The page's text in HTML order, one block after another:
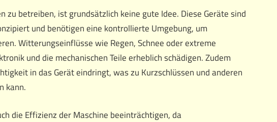
zu betreiben, ist grundsätzlich keine gute Idee. Diese Geräte sind
und benötigen eine kontrollierte Umgebung, um
Witterungseinflüsse wie Regen, Schnee oder extreme
und die mechanischen Teile erheblich schädigen. Zudem
in das Gerät eindringt, was zu Kurzschlüssen und anderen
kann.
die Effizienz der Maschine beeinträchtigen, da